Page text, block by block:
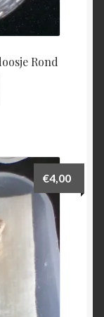
Rond
€4,00